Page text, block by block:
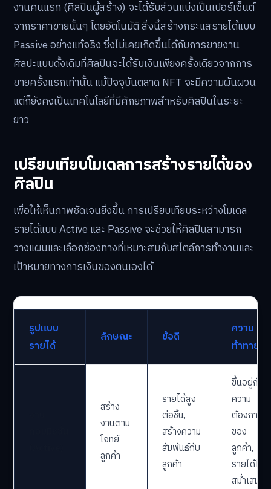
งานคนแรก (ศิลปินผู้สร้าง) จะได้รับส่วนแบ่งเป็นเปอร์เซ็นต์
จากราคาขายนั้นๆ โดยอัตโนมัติ สิ่งนี้สร้างกระแสรายได้แบบ
Passive อย่างแท้จริง ซึ่งไม่เคยเกิดขึ้นได้กับการขายงาน
ศิลปะแบบดั้งเดิมที่ศิลปินจะได้รับเงินเพียงครั้งเดียวจากการ
ขายครั้งแรกเท่านั้น แม้ปัจจุบันตลาด NFT จะมีความผันผวน
แต่ก็ยังคงเป็นเทคโนโลยีที่มีศักยภาพสำหรับศิลปินในระยะ
ยาว
เปรียบเทียบโมเดลการสร้างรายได้ของ
ศิลปิน
เพื่อให้เห็นภาพชัดเจนยิ่งขึ้น การเปรียบเทียบระหว่างโมเดล
รายได้แบบ Active และ Passive จะช่วยให้ศิลปินสามารถ
วางแผนและเลือกช่องทางที่เหมาะสมกับสไตล์การทำงานและ
เป้าหมายทางการเงินของตนเองได้
รูปแบบ
รายได้
ลักษณะ ข้อดี
ความ
ท้าทาย
สร้าง
งานตาม
โจทย์
ลูกค้า
รายได้สูง
ต่อชิ้น,
สร้างความ
สัมพันธ์กับ
ลูกค้า
ขึ้นอยู่กับ
ความ
ต้องการ
ของ
ลูกค้า,
รายได้ไม่
สม่ำเสมอ